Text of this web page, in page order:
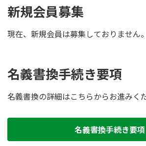
新規会員募集
現在、新規会員は募集しておりません。
名義書換手続き要項
名義書換の詳細はこちらからお進みく
名義書換手続き要項